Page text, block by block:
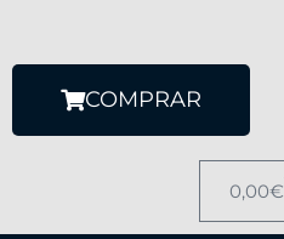
COMPRAR
0,00€